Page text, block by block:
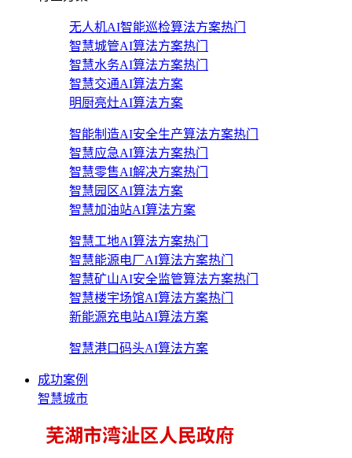
无人机AI智能巡检算法方案热门
智慧城管AI算法方案热门
智慧水务AI算法方案热门
智慧交通AI算法方案
明厨亮灶AI算法方案
智能制造AI安全生产算法方案热门
智慧应急AI算法方案热门
智慧零售AI解决方案热门
智慧园区AI算法方案
智慧加油站AI算法方案
智慧工地AI算法方案热门
智慧能源电厂AI算法方案热门
智慧矿山AI安全监管算法方案热门
智慧楼宇场馆AI算法方案热门
新能源充电站AI算法方案
智慧港口码头AI算法方案
成功案例
智慧城市